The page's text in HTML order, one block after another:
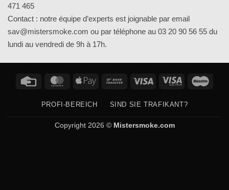
471 465
Contact : notre équipe d’experts est joignable par email
sav@mistersmoke.com ou par téléphone au 03 20 90 56 55 du
lundi au vendredi de 9h à 17h.
Credit
MasterCardApple
Bank
Visa
Visa
PROFI-BEREICH SIND SIE TRAFIKANT?
Copyright 2026 © Mistersmoke.com